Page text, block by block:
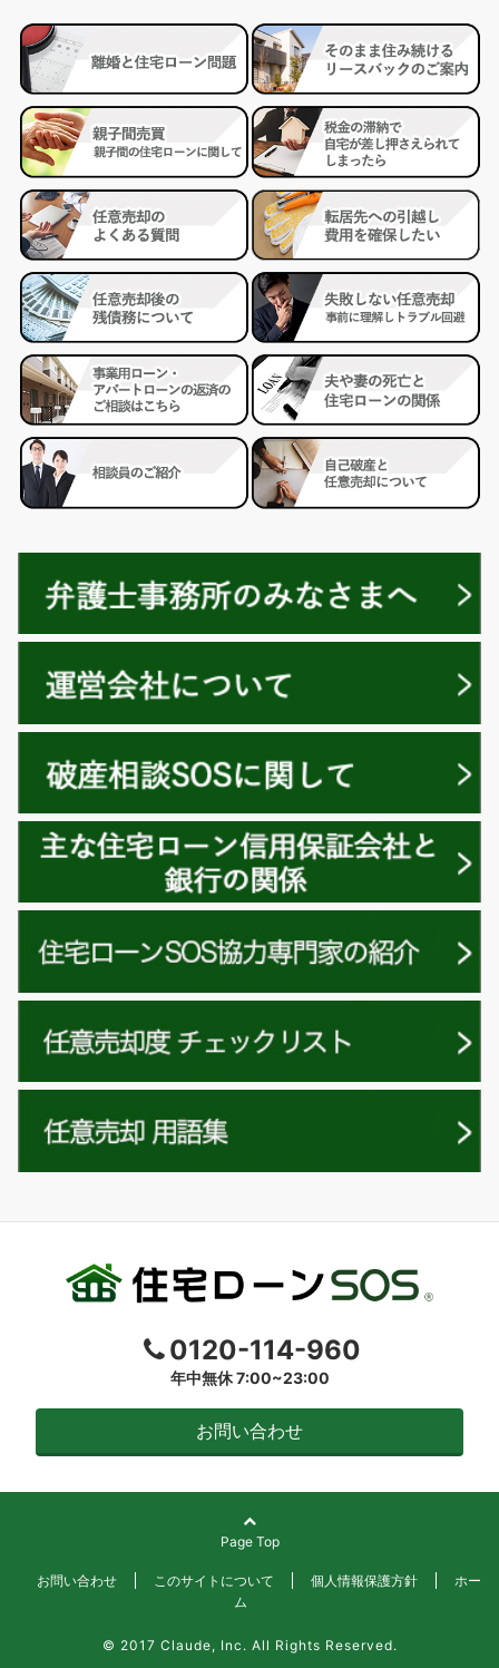
0120-114-960
年中無休 7:00~23:00
お問い合わせ
Page Top
お問い合わせ このサイトについて 個人情報保護方針
ホー
ム
© 2017 Claude, Inc. All Rights Reserved.